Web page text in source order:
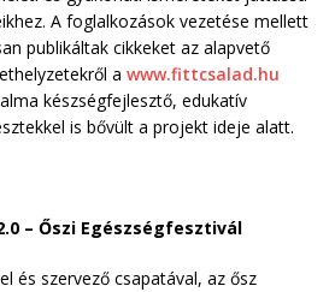
A foglalkozások vezetése mellett
publikáltak cikkeket az alapvető
a www.fittcsalad.hu
készségfejlesztő, edukatív
is bővült a projekt ideje alatt.
– Őszi Egészségfesztivál
és szervező csapatával, az ősz